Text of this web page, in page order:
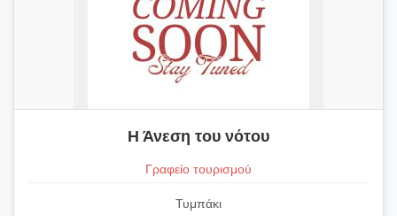
Η Άνεση του νότου
Γραφείο τουρισμού
Τυμπάκι